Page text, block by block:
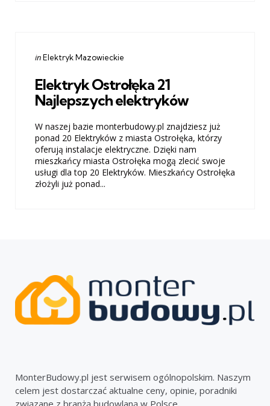
Categories
Posted
inElektryk Mazowieckie
Elektryk Ostrołęka 21
Najlepszych elektryków
W naszej bazie monterbudowy.pl znajdziesz już
ponad 20 Elektryków z miasta Ostrołęka, którzy
oferują instalacje elektryczne. Dzięki nam
mieszkańcy miasta Ostrołęka mogą zlecić swoje
usługi dla top 20 Elektryków. Mieszkańcy Ostrołęka
złożyli już ponad...
MonterBudowy.pl jest serwisem ogólnopolskim. Naszym
celem jest dostarczać aktualne ceny, opinie, poradniki
związane z branżą budowlaną w Polsce.